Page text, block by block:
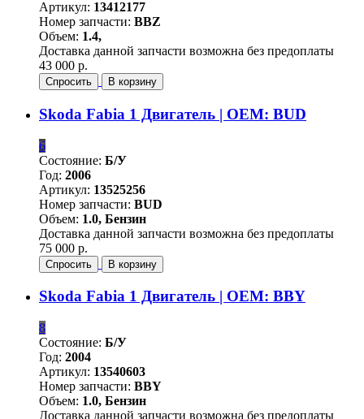
Артикул: 13412177
Номер запчасти: BBZ
Объем: 1.4,
Доставка данной запчасти возможна без предоплаты
43 000 р.
Спросить В корзину
Skoda Fabia 1 Двигатель | OEM: BUD
6
Состояние: Б/У
Год: 2006
Артикул: 13525256
Номер запчасти: BUD
Объем: 1.0, Бензин
Доставка данной запчасти возможна без предоплаты
75 000 р.
Спросить В корзину
Skoda Fabia 1 Двигатель | OEM: BBY
8
Состояние: Б/У
Год: 2004
Артикул: 13540603
Номер запчасти: BBY
Объем: 1.0, Бензин
Доставка данной запчасти возможна без предоплаты